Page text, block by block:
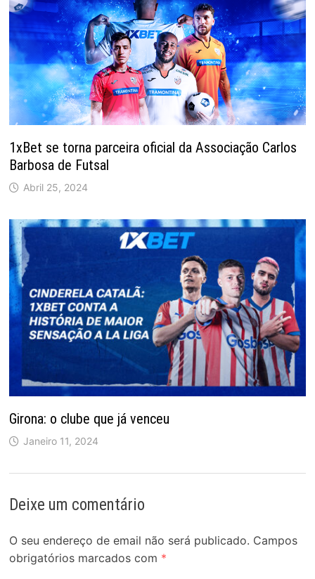
1xBet se torna parceira oficial da Associação Carlos
Barbosa de Futsal
Abril 25, 2024
Girona: o clube que já venceu
Janeiro 11, 2024
Deixe um comentário
O seu endereço de email não será publicado. Campos
obrigatórios marcados com *